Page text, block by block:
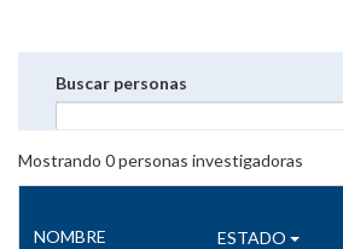
Buscar personas
Mostrando 0personas investigadoras
NOMBRE ESTADO